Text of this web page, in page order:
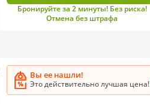
Бронируйте за 2 минуты! Без риска!
Отмена без штрафа
Вы ее нашли!
Это действительно лучшая цена!